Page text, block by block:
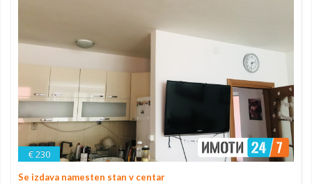
€ 230
Se izdava namesten stan v centar